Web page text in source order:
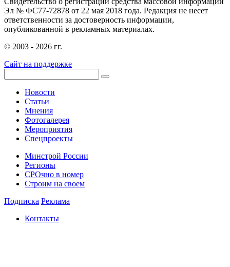
Эл № ФС77-72878 от 22 мая 2018 года. Редакция не несет
ответственности за достоверность информации,
опубликованной в рекламных материалах.
© 2003 - 2026 гг.
Сайт на поддержке
Новости
Статьи
Мнения
Фотогалерея
Мероприятия
Спецпроекты
Минстрой России
Регионы
СРОчно в номер
Строим на своем
Подписка Реклама
Контакты